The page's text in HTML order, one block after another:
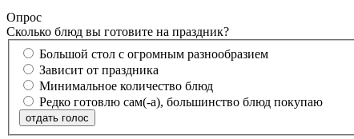
Опрос
Сколько блюд вы готовите на праздник?
Большой стол с огромным разнообразием
Зависит от праздника
Минимальное количество блюд
Редко готовлю сам(-а), большинство блюд покупаю
отдать голос